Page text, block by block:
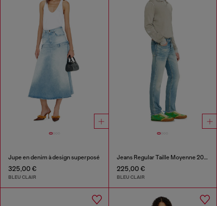
Jupe en denim à design superposé
325,00 €
BLEU CLAIR
Jeans Regular Taille Moyenne 2023 D-Finitive
225,00 €
BLEU CLAIR